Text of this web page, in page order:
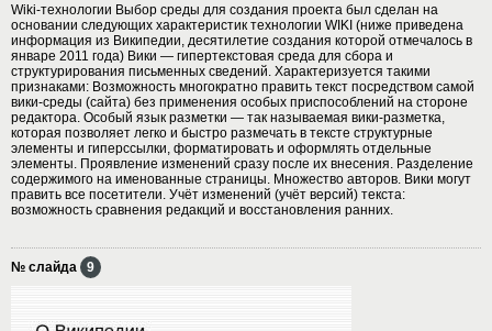
Wiki-технологии Выбор среды для создания проекта был сделан на
основании следующих характеристик технологии WIKI (ниже приведена
информация из Википедии, десятилетие создания которой отмечалось в
январе 2011 года) Вики — гипертекстовая среда для сбора и
структурирования письменных сведений. Характеризуется такими
признаками: Возможность многократно править текст посредством самой
вики-среды (сайта) без применения особых приспособлений на стороне
редактора. Особый язык разметки — так называемая вики-разметка,
которая позволяет легко и быстро размечать в тексте структурные
элементы и гиперссылки, форматировать и оформлять отдельные
элементы. Проявление изменений сразу после их внесения. Разделение
содержимого на именованные страницы. Множество авторов. Вики могут
править все посетители. Учёт изменений (учёт версий) текста:
возможность сравнения редакций и восстановления ранних.
№ слайда 9